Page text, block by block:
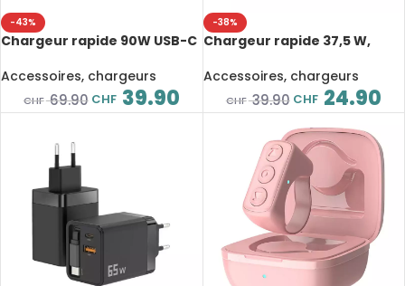
-43%
Chargeur rapide 90W USB-C
Accessoires, chargeurs
CHF69.90 CHF 39.90
-38%
Chargeur rapide 37,5 W,
Accessoires, chargeurs
CHF39.90 CHF 24.90